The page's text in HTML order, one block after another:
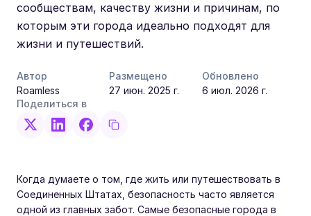
сообществам, качеству жизни и причинам, по
которым эти города идеально подходят для
жизни и путешествий.
Автор
Roamless
Размещено
27 июн. 2025 г.
Обновлено
6 июл. 2026 г.
Поделиться в
Когда думаете о том, где жить или путешествовать в
Соединенных Штатах, безопасность часто является
одной из главных забот. Самые безопасные города в